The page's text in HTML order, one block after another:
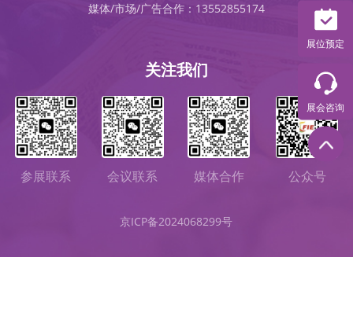
媒体/市场/广告合作：13552855174
关注我们
参展联系 会议联系 媒体合作 公众号
京ICP备2024068299号
展位预定
展会咨询